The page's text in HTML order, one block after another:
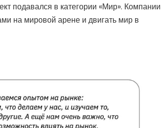
подавался в категории «Мир». Компании
на мировой арене и двигать мир в